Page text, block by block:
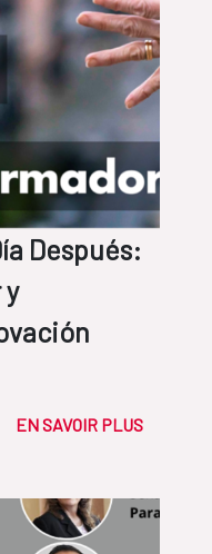
Después:
y
EN SAVOIR PLUS